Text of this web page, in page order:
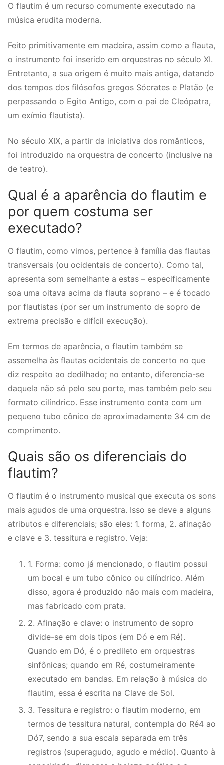
O flautim é um recurso comumente executado na
música erudita moderna.
Feito primitivamente em madeira, assim como a flauta,
o instrumento foi inserido em orquestras no século XI.
Entretanto, a sua origem é muito mais antiga, datando
dos tempos dos filósofos gregos Sócrates e Platão (e
perpassando o Egito Antigo, com o pai de Cleópatra,
um exímio flautista).
No século XIX, a partir da iniciativa dos românticos,
foi introduzido na orquestra de concerto (inclusive na
de teatro).
Qual é a aparência do flautim e
por quem costuma ser
executado?
O flautim, como vimos, pertence à família das flautas
transversais (ou ocidentais de concerto). Como tal,
apresenta som semelhante a estas – especificamente
soa uma oitava acima da flauta soprano – e é tocado
por flautistas (por ser um instrumento de sopro de
extrema precisão e difícil execução).
Em termos de aparência, o flautim também se
assemelha às flautas ocidentais de concerto no que
diz respeito ao dedilhado; no entanto, diferencia-se
daquela não só pelo seu porte, mas também pelo seu
formato cilíndrico. Esse instrumento conta com um
pequeno tubo cônico de aproximadamente 34 cm de
comprimento.
Quais são os diferenciais do
flautim?
O flautim é o instrumento musical que executa os sons
mais agudos de uma orquestra. Isso se deve a alguns
atributos e diferenciais; são eles: 1. forma, 2. afinação
e clave e 3. tessitura e registro. Veja:
1. Forma: como já mencionado, o flautim possui
um bocal e um tubo cônico ou cilíndrico. Além
disso, agora é produzido não mais com madeira,
mas fabricado com prata.
2. Afinação e clave: o instrumento de sopro
divide-se em dois tipos (em Dó e em Ré).
Quando em Dó, é o predileto em orquestras
sinfônicas; quando em Ré, costumeiramente
executado em bandas. Em relação à música do
flautim, essa é escrita na Clave de Sol.
3. Tessitura e registro: o flautim moderno, em
termos de tessitura natural, contempla do Ré4 ao
Dó7, sendo a sua escala separada em três
registros (superagudo, agudo e médio). Quanto à